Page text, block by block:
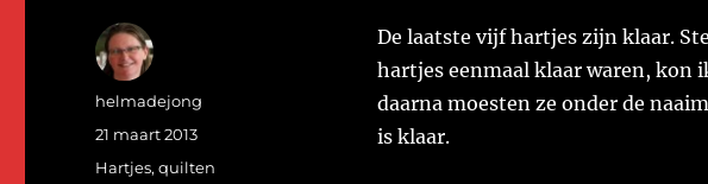
De laatste vijf hartjes zijn klaar.
hartjes eenmaal klaar waren, kon
daarna moesten ze onder de
is klaar.
Auteur
helmadejong
Geplaatst
21 maart 2013
Categorieën
Hartjes,quilten